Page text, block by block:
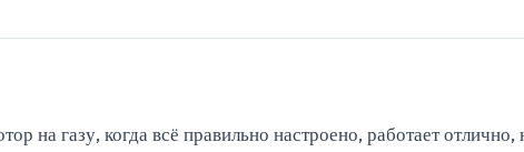
на газу, когда всё правильно настроено, работает